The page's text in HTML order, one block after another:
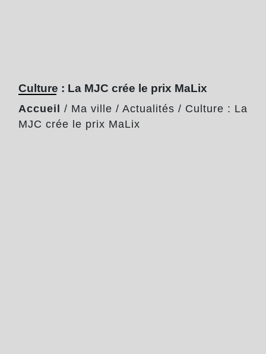
Culture : La MJC crée le prix MaLix
Accueil / Ma ville / Actualités / Culture : La
MJC crée le prix MaLix